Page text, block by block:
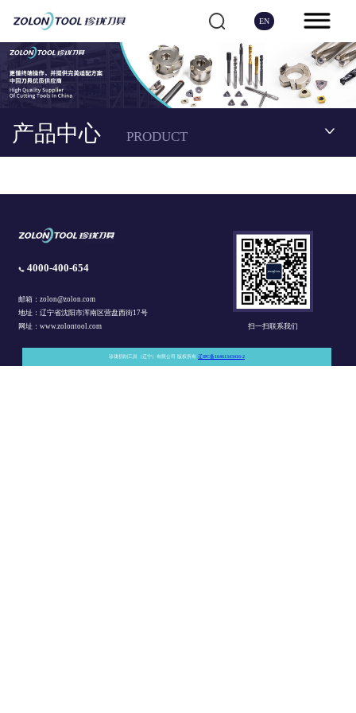
EN
产品中心 PRODUCT
4000-400-654
邮箱：zolon@zolon.com
地址：辽宁省沈阳市浑南区营盘西街17号
网址：www.zolontool.com
扫一扫联系我们
珍珑切削工具（辽宁）有限公司 版权所有辽IPC备16461343416-2